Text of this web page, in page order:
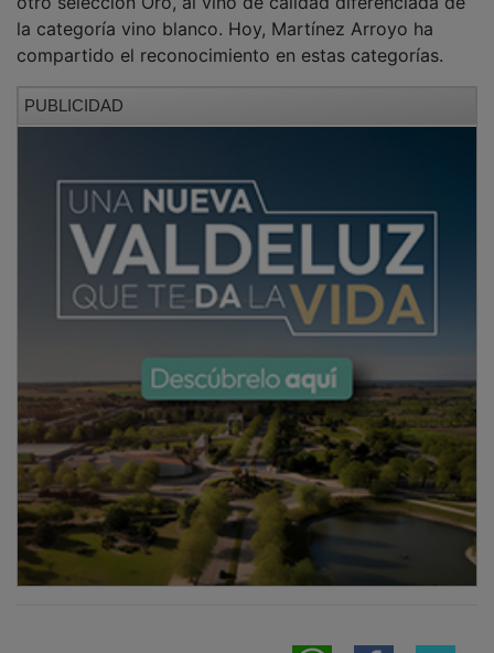
la categoría vino blanco. Hoy, Martínez Arroyo ha
compartido el reconocimiento en estas categorías.